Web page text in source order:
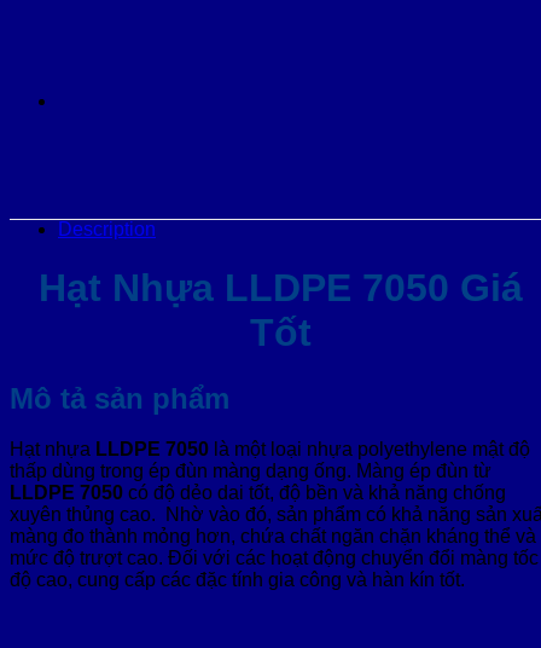
Description
Hạt Nhựa LLDPE 7050 Giá
Tốt
Mô tả sản phẩm
Hạt nhựa LLDPE 7050 là một loại nhựa polyethylene mật độ
thấp dùng trong ép đùn màng dạng ống. Màng ép đùn từ
LLDPE 7050 có độ dẻo dai tốt, độ bền và khả năng chống
xuyên thủng cao. Nhờ vào đó, sản phẩm có khả năng sản
màng đo thành mỏng hơn, chứa chất ngăn chặn kháng thể và
mức độ trượt cao. Đối với các hoạt động chuyển đổi màng tốc
độ cao, cung cấp các đặc tính gia công và hàn kín tốt.